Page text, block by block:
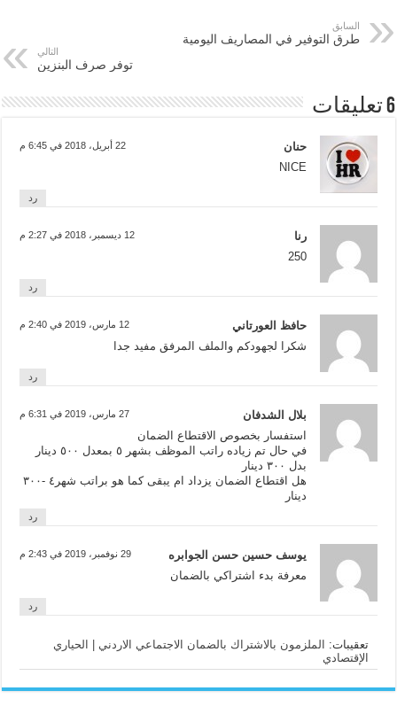
السابق
طرق التوفير في المصاريف اليومية
التالي
توفر صرف البنزين
6 تعليقات
حنان 22 أبريل، 2018 في 6:45 م
NICE
رد
رنا 12 ديسمبر، 2018 في 2:27 م
250
رد
حافظ العورتاني 12 مارس، 2019 في 2:40 م
شكرا لجهودكم والملف المرفق مفيد جدا
رد
بلال الشدفان 27 مارس، 2019 في 6:31 م
استفسار بخصوص الاقتطاع الضمان
في حال تم زياده راتب الموظف بشهر ٥ بمعدل ٥٠٠ دينار
بدل ٣٠٠ دينار
هل اقتطاع الضمان يزداد ام يبقى كما هو براتب شهر٤ -٣٠٠
دينار
رد
يوسف حسين حسن الجوابره 29 نوفمبر، 2019 في 2:43 م
معرفة بدء اشتراكي بالضمان
رد
تعقيبات:
الملزمون ﺑﺎﻻﺷﺘﺮﺍﻙ بالضمان الاجتماعي الاردني | الحياري
الإقتصادي